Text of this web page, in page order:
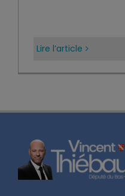
Lire l’article